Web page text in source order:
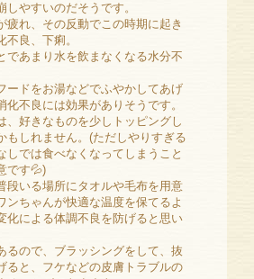
しやすいのだそうです。
疲れ、その反動でこの時期に起き
不良、下痢。
であまり水を飲まなくなる水分不
ードをお湯などでふやかしてあげ
化不良には効果がありそうです。
、好きなものを少しトッピングし
もしれません。(ただしやりすぎる
しでは食べなくなってしまうこと
です💦)
段いる場所にタオルや毛布を用意
ンちゃんが快適な温度を保てるよ
化による体調不良を防げると思い
るので、ブラッシングをして、抜
ると、フケなどの皮膚トラブルの